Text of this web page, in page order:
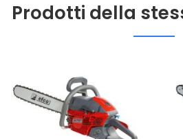
Prodotti della